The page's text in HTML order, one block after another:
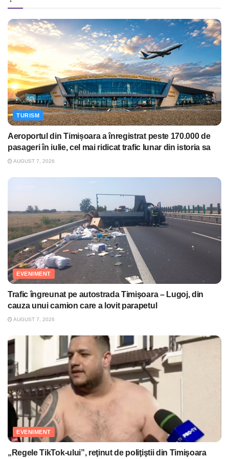
TURISM
Aeroportul din Timișoara a înregistrat peste 170.000 de
pasageri în iulie, cel mai ridicat trafic lunar din istoria sa
AUGUST 7, 2026
EVENIMENT
Trafic îngreunat pe autostrada Timişoara – Lugoj, din
cauza unui camion care a lovit parapetul
AUGUST 7, 2026
EVENIMENT
„Regele TikTok-ului”, reţinut de poliţiştii din Timişoara